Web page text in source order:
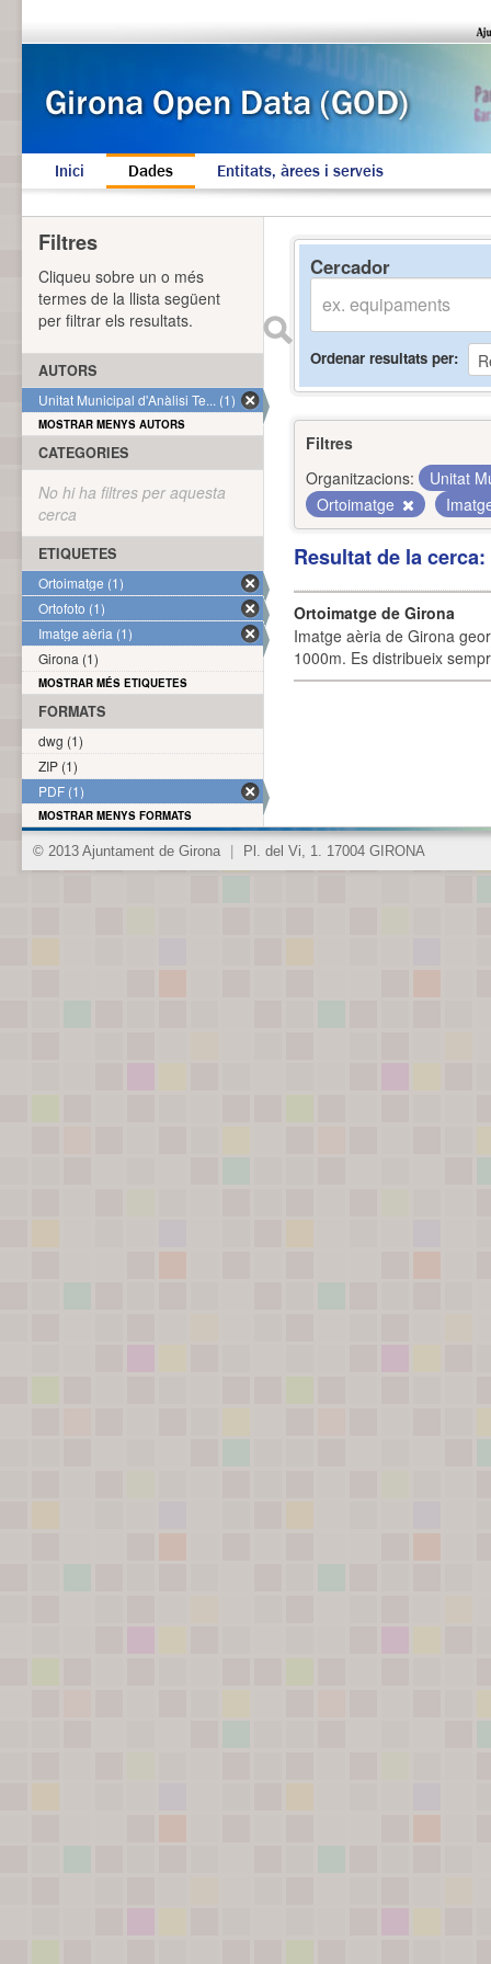
Inici Dades Entitats, àrees i serveis
Cercador
Ordenar resultats per
Filtres
Organitzacions:
Unitat
Ortoimatge
Resultat de la
Ortoimatge de Girona
Imatge aèria de Girona
1000m. Es distribueix
Filtres
Cliqueu sobre un o més
termes de la llista següent
per filtrar els resultats.
AUTORS
Unitat Municipal d'Anàlisi Te... (1)
MOSTRAR MENYS AUTORS
CATEGORIES
No hi ha filtres per aquesta
cerca
ETIQUETES
Ortoimatge (1)
Ortofoto (1)
Imatge aèria (1)
Girona (1)
MOSTRAR MÉS ETIQUETES
FORMATS
dwg (1)
ZIP (1)
PDF (1)
MOSTRAR MENYS FORMATS
© 2013 Ajuntament de Girona Pl. del Vi, 1. 17004 GIRONA